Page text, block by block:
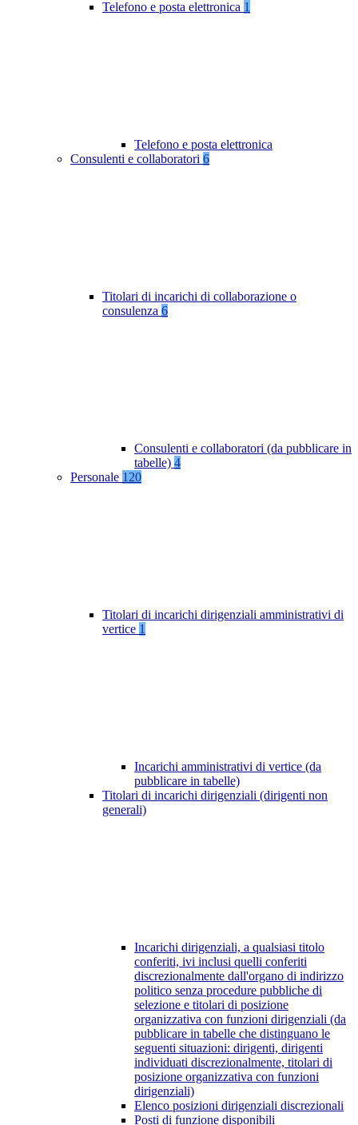
Telefono e posta elettronica 1
Telefono e posta elettronica
Consulenti e collaboratori 6
Titolari di incarichi di collaborazione o
consulenza 6
Consulenti e collaboratori (da pubblicare in
tabelle) 4
Personale 120
Titolari di incarichi dirigenziali amministrativi di
vertice 1
Incarichi amministrativi di vertice (da
pubblicare in tabelle)
Titolari di incarichi dirigenziali (dirigenti non
generali)
Incarichi dirigenziali, a qualsiasi titolo
conferiti, ivi inclusi quelli conferiti
discrezionalmente dall'organo di indirizzo
politico senza procedure pubbliche di
selezione e titolari di posizione
organizzativa con funzioni dirigenziali (da
pubblicare in tabelle che distinguano le
seguenti situazioni: dirigenti, dirigenti
individuati discrezionalmente, titolari di
posizione organizzativa con funzioni
dirigenziali)
Elenco posizioni dirigenziali discrezionali
Posti di funzione disponibili